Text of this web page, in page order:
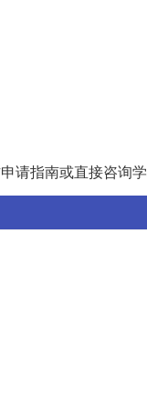
请指南或直接咨询